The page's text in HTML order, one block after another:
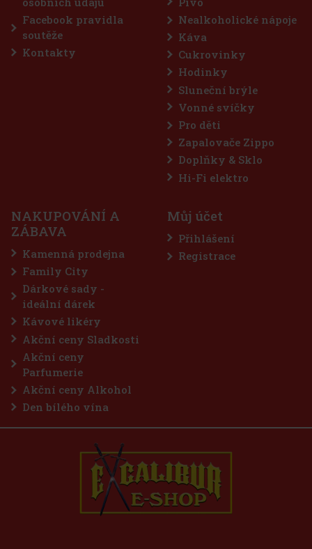
Akce
Horvath's čoko-třešňový krémový likér 15% 0,7 l
(> 5 ks)
Horvath's Čokoládovo-třešňový krémový likér je jemný krémový
likér, který spojuje lahodnou čokoládu s ovocným tónem třešní.
Výsledkem je sladký, hebký a příjemně dezertní nápoj, který potěší
všechny milovníky krémových likérů a výraznějších sladkých
217Kč bez DPH
Facebook pravidla
soutěže
Kontakty
Nealkoholické nápoje
Káva
Cukrovinky
Hodinky
Sluneční brýle
Vonné svíčky
Pro děti
Zapalovače Zippo
Doplňky & Sklo
Hi-Fi elektro
NAKUPOVÁNÍ A
ZÁBAVA
Kamenná prodejna
Family City
Dárkové sady -
ideální dárek
Kávové likéry
Akční ceny Sladkosti
Akční ceny
Parfumerie
Akční ceny Alkohol
Den bílého vína
Můj účet
Přihlášení
Registrace